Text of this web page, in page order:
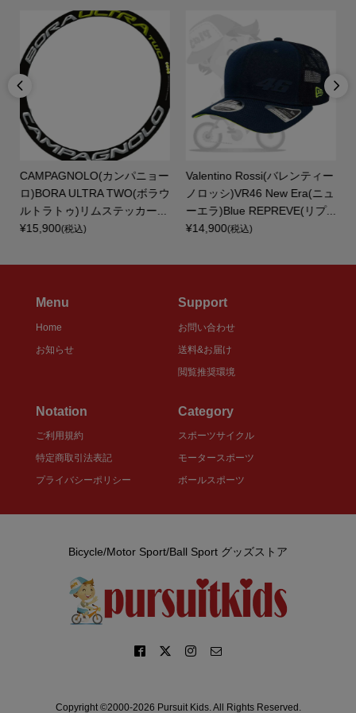

CAMPAGNOLO(カンパニョー
ロ)BORA ULTRA TWO(ボラウ
ルトラトゥ)リムステッカー...
¥15,900(税込)
Valentino Rossi(バレンティー
ノロッシ)VR46 New Era(ニュ
ーエラ)Blue REPREVE(リプ...
¥14,900(税込)

Menu
Home
お知らせ
Support
お問い合わせ
送料&お届け
閲覧推奨環境
Notation
ご利用規約
特定商取引法表記
プライバシーポリシー
Category
スポーツサイクル
モータースポーツ
ボールスポーツ
Bicycle/Motor Sport/Ball Sport グッズストア
Copyright ©2000-2026 Pursuit Kids. All Rights Reserved.